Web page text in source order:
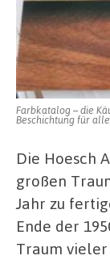
Farbkatalog – die
Beschichtung für
Die Hoesch
großen
Jahr zu
Ende der
Traum